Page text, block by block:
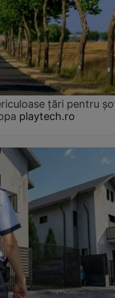
țări pentru
playtech.ro